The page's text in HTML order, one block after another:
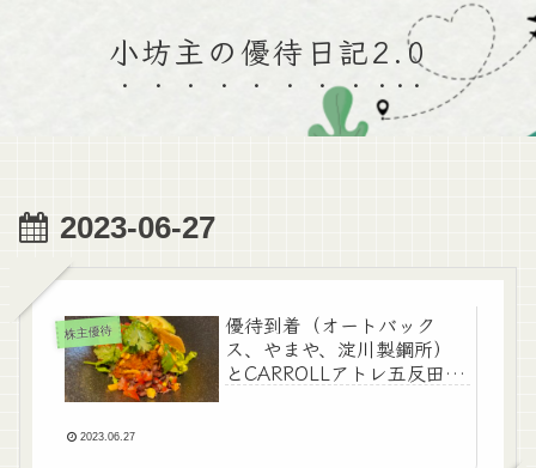
小坊主の優待日記2.0
2023-06-27
株主優待
優待到着（オートバック
ス、やまや、淀川製鋼所）
とCARROLLアトレ五反田で
2023.06.27